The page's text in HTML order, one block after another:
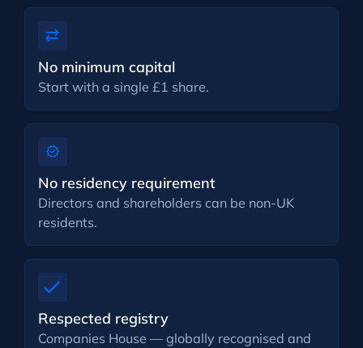
No minimum capital
Start with a single £1 share.
No residency requirement
Directors and shareholders can be non-UK
residents.
Respected registry
Companies House — globally recognised and